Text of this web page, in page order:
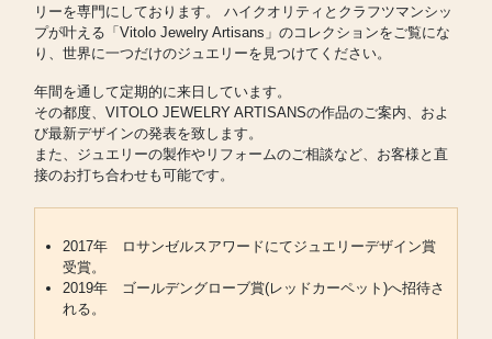
リーを専門にしております。 ハイクオリティとクラフツマンシッ
プが叶える「Vitolo Jewelry Artisans」のコレクションをご覧にな
り、世界に一つだけのジュエリーを見つけてください。
年間を通して定期的に来日しています。
その都度、VITOLO JEWELRY ARTISANSの作品のご案内、およ
び最新デザインの発表を致します。
また、ジュエリーの製作やリフォームのご相談など、お客様と直
接のお打ち合わせも可能です。
2017年 ロサンゼルスアワードにてジュエリーデザイン賞
受賞。
2019年 ゴールデングローブ賞(レッドカーペット)へ招待さ
れる。